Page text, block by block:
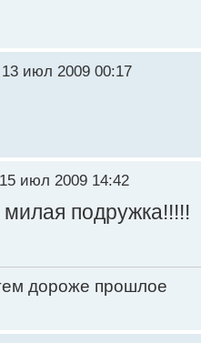
июл 2009 00:17
июл 2009 14:42
подружка!!!!!
дороже прошлое